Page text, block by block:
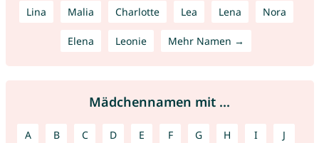
Lina Malia Charlotte Lea Lena Nora
Elena Leonie Mehr Namen →
Mädchennamen mit ...
A B C D E F G H I J